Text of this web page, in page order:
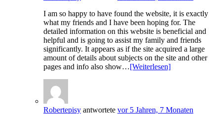
I am so happy to have found the website, it is exactly
what my friends and I have been hoping for. The
detailed information on this website is beneficial and
helpful and is going to assist my family and friends
significantly. It appears as if the site acquired a large
amount of details about subjects on the site and other
pages and info also show…[Weiterlesen]
Robertepisy antwortete vor 5 Jahren, 7 Monaten